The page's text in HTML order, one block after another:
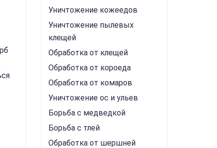
Уничтожение кожеедов
Уничтожение пылевых
клещей
Обработка от клещей
Обработка от короеда
Обработка от комаров
Уничтожение ос и ульев
Борьба с медведкой
Борьба с тлей
Обработка от шершней